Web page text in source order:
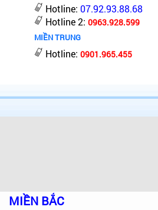
Hotline:07.92.93.88.68
Hotline 2:0963.928.599
MIỀN TRUNG
Hotline:0901.965.455
MIỀN BẮC